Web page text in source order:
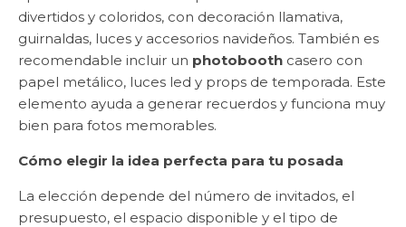
divertidos y coloridos, con decoración llamativa,
guirnaldas, luces y accesorios navideños. También es
recomendable incluir un photobooth casero con
papel metálico, luces led y props de temporada. Este
elemento ayuda a generar recuerdos y funciona muy
bien para fotos memorables.
Cómo elegir la idea perfecta para tu posada
La elección depende del número de invitados, el
presupuesto, el espacio disponible y el tipo de